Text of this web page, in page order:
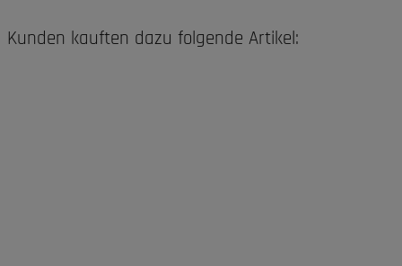
Kunden kauften dazu folgende Artikel: